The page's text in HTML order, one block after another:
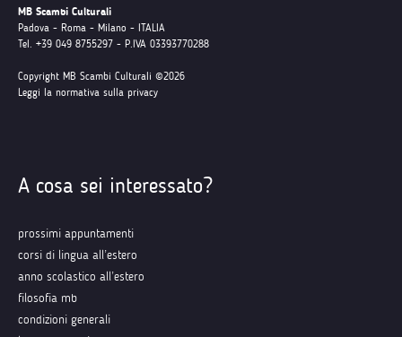
MB Scambi Culturali
Padova - Roma - Milano - ITALIA
Tel. +39 049 8755297 - P.IVA 03393770288
Copyright MB Scambi Culturali ©2026
Leggi la normativa sulla privacy
A cosa sei interessato?
prossimi appuntamenti
corsi di lingua all’estero
anno scolastico all’estero
filosofia mb
condizioni generali